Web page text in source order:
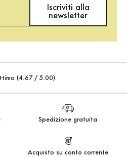
Iscriviti alla
newsletter
(4.67 / 5.00)
Spedizione gratuita
Acquisto su conto corrente